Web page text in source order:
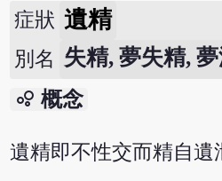
症狀 遺精
別名 失精, 夢失精,
bubble_chart 概念
遺精即不性交而精自遺